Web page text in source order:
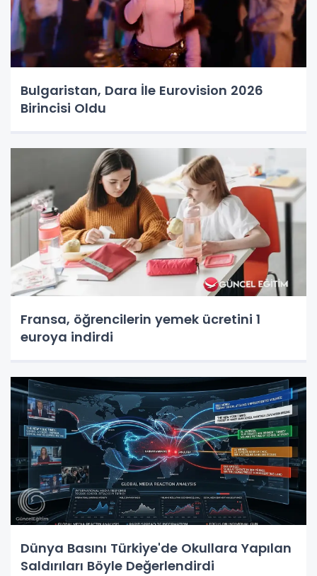
Bulgaristan, Dara İle Eurovision 2026
Birincisi Oldu
Fransa, öğrencilerin yemek ücretini 1
euroya indirdi
Dünya Basını Türkiye'de Okullara Yapılan
Saldırıları Böyle Değerlendirdi